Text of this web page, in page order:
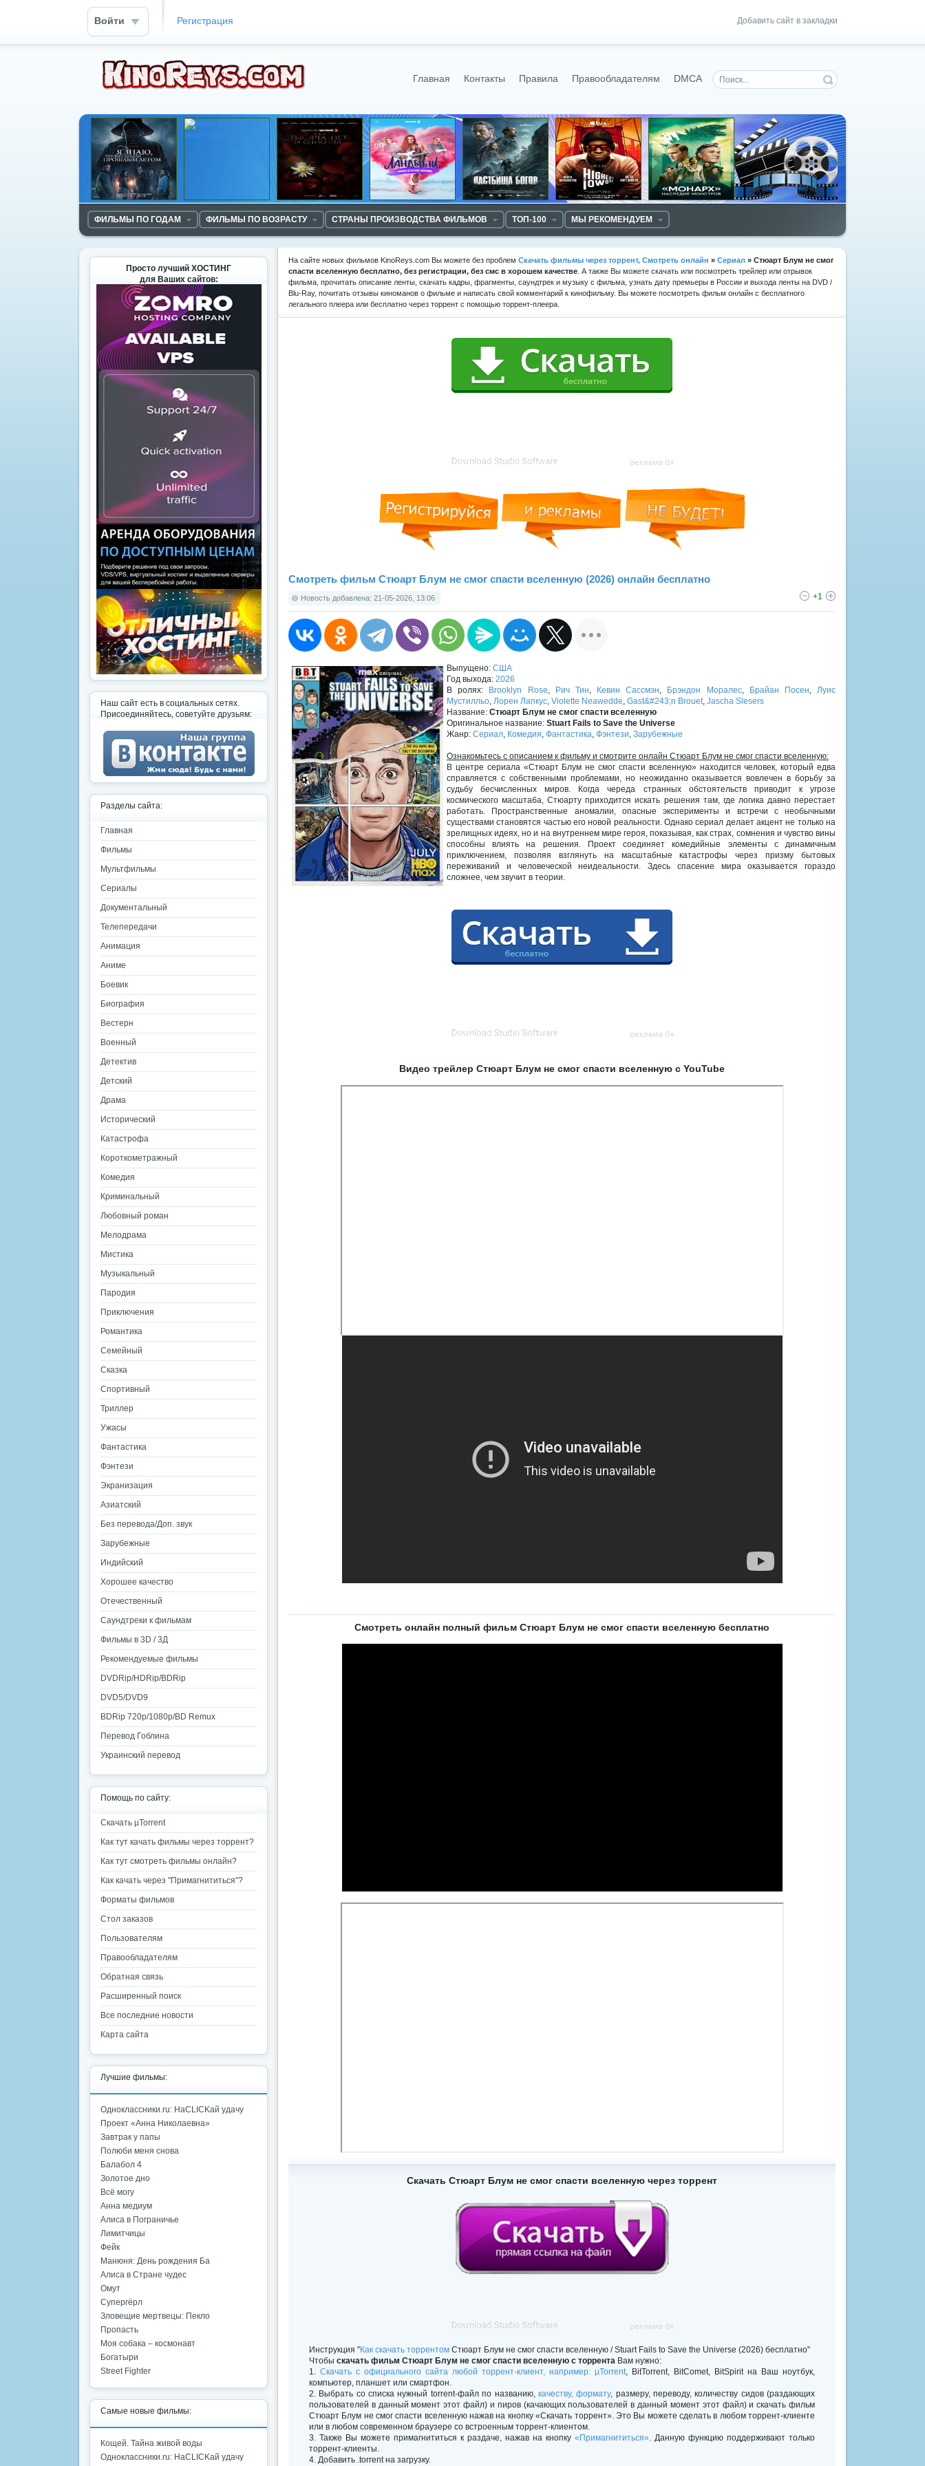
Добавить сайт в закладки
Войти Регистрация
Главная Контакты Правила Правообладателям DMCA
ФИЛЬМЫ ПО ГОДАМ ФИЛЬМЫ ПО ВОЗРАСТУ СТРАНЫ ПРОИЗВОДСТВА ФИЛЬМОВ ТОП-100 МЫ РЕКОМЕНДУЕМ
На сайте новых фильмов KinoReys.com Вы можете без проблем Скачать фильмы через торрент, Смотреть онлайн » Сериал » Стюарт Блум не смог
спасти вселенную бесплатно, без регистрации, без смс в хорошем качестве . А также Вы можете скачать или посмотреть трейлер или отрывок
фильма, прочитать описание ленты, скачать кадры, фрагменты, саундтрек и музыку с фильма, узнать дату премьеры в России и выхода ленты на DVD /
Blu-Ray, почитать отзывы киноманов о фильме и написать свой комментарий к кинофильму. Вы можете посмотреть фильм онлайн с бесплатного
легального плеера или бесплатно через торрент с помощью торрент-плеера.
Смотреть фильм Стюарт Блум не смог спасти вселенную (2026) онлайн бесплатно
Новость добавлена: 21-05-2026, 13:06 +1
Выпущено: США
Год выхода: 2026
В ролях:
Brooklyn Rose, Рич Тин, Кевин Сассмэн, Брэндон Моралес, Брайан Посен,Луис
Мустилльо, Лорен Лапкус, Violette Neawedde, Gast&#243;n Brouet, Jascha Slesers
Название: Стюарт Блум не смог спасти вселенную
Оригинальное название: Stuart Fails to Save the Universe
Жанр: Сериал, Комедия, Фантастика, Фэнтези, Зарубежные
Ознакомьтесь с описанием к фильму и смотрите онлайн Стюарт Блум не смог спасти вселенную:
В центре сериала «Стюарт Блум не смог спасти вселенную» находится человек, который едва
справляется с собственными проблемами, но неожиданно оказывается вовлечен в борьбу за
судьбу бесчисленных миров. Когда череда странных обстоятельств приводит к угрозе
космического масштаба, Стюарту приходится искать решения там, где логика давно перестает
работать. Пространственные аномалии, опасные эксперименты и встречи с необычными
существами становятся частью его новой реальности. Однако сериал делает акцент не только на
зрелищных идеях, но и на внутреннем мире героя, показывая, как страх, сомнения и чувство вины
способны влиять на решения. Проект соединяет комедийные элементы с динамичным
приключением, позволяя взглянуть на масштабные катастрофы через призму бытовых
переживаний и человеческой неидеальности. Здесь спасение мира оказывается гораздо
сложнее, чем звучит в теории.
Видео трейлер Стюарт Блум не смог спасти вселенную с YouTube
Смотреть онлайн полный фильм Стюарт Блум не смог спасти вселенную бесплатно
Скачать Стюарт Блум не смог спасти вселенную через торрент
Инструкция "Как скачать торрентом Стюарт Блум не смог спасти вселенную / Stuart Fails to Save the Universe (2026) бесплатно"
Чтобы скачать фильм Стюарт Блум не смог спасти вселенную с торрента Вам нужно:
1. Скачать с официального сайта любой торрент-клиент, например: µTorrent, BitTorrent, BitComet, BitSpirit на Ваш ноутбук,
компьютер, планшет или смартфон.
2. Выбрать со списка нужный torrent-файл по названию, качеству, формату, размеру, переводу, количеству сидов (раздающих
пользователей в данный момент этот файл) и пиров (качающих пользователей в данный момент этот файл) и скачать фильм
Стюарт Блум не смог спасти вселенную нажав на кнопку «Скачать торрент». Это Вы можете сделать в любом торрент-клиенте
или в любом современном браузере со встроенным торрент-клиентом.
3. Также Вы можете примагнититься к раздаче, нажав на кнопку «Примагнититься». Данную функцию поддерживают только
торрент-клиенты.
4. Добавить .torrent на загрузку.
Просто лучший ХОСТИНГ
для Ваших сайтов:
Наш сайт есть в социальных сетях.
Присоединяйтесь, советуйте друзьям:
Разделы сайта:
Главная
Фильмы
Мультфильмы
Сериалы
Документальный
Телепередачи
Анимация
Аниме
Боевик
Биография
Вестерн
Военный
Детектив
Детский
Драма
Исторический
Катастрофа
Короткометражный
Комедия
Криминальный
Любовный роман
Мелодрама
Мистика
Музыкальный
Пародия
Приключения
Романтика
Семейный
Сказка
Спортивный
Триллер
Ужасы
Фантастика
Фэнтези
Экранизация
Азиатский
Без перевода/Доп. звук
Зарубежные
Индийский
Хорошее качество
Отечественный
Саундтреки к фильмам
Фильмы в 3D / 3Д
Рекомендуемые фильмы
DVDRip/HDRip/BDRip
DVD5/DVD9
BDRip 720p/1080p/BD Remux
Перевод Гоблина
Украинский перевод
Помощь по сайту:
Скачать µTorrent
Как тут качать фильмы через торрент?
Как тут смотреть фильмы онлайн?
Как качать через "Примагнититься"?
Форматы фильмов
Стол заказов
Пользователям
Правообладателям
Обратная связь
Расширенный поиск
Все последние новости
Карта сайта
Лучшие фильмы:
Одноклассники.ru: НаCLICKай удачу
Проект «Анна Николаевна»
Завтрак у папы
Полюби меня снова
Балабол 4
Золотое дно
Всё могу
Анна медиум
Алиса в Пограничье
Лимитчицы
Фейк
Манюня: День рождения Ба
Алиса в Стране чудес
Омут
Супергёрл
Зловещие мертвецы: Пекло
Пропасть
Моя собака – космонавт
Богатыри
Street Fighter
Самые новые фильмы:
Кощей. Тайна живой воды
Одноклассники.ru: НаCLICKай удачу